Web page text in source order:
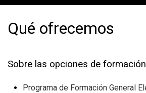
Qué ofrecemos
Sobre las opciones de
Programa de Formación General